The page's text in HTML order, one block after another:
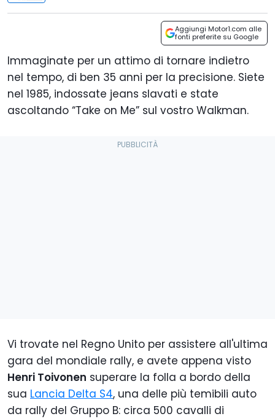
Aggiungi Motor1.com alle
fonti preferite su Google
Immaginate per un attimo di tornare indietro
nel tempo, di ben 35 anni per la precisione. Siete
nel 1985, indossate jeans slavati e state
ascoltando “Take on Me” sul vostro Walkman.
Vi trovate nel Regno Unito per assistere all'ultima
gara del mondiale rally, e avete appena visto
Henri Toivonen superare la folla a bordo della
sua Lancia Delta S4, una delle più temibili auto
da rally del Gruppo B: circa 500 cavalli di